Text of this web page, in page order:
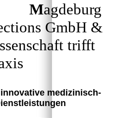
Magdeburg
GmbH &
trifft
medizinisch-